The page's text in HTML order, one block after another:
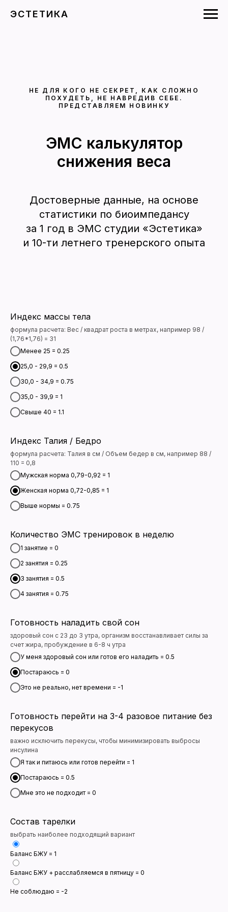
ЭСТЕТИКА
НЕ ДЛЯ КОГО НЕ СЕКРЕТ, КАК СЛОЖНО
ПОХУДЕТЬ, НЕ НАВРЕДИВ СЕБЕ.
ПРЕДСТАВЛЯЕМ НОВИНКУ
ЭМС калькулятор
снижения веса
Достоверные данные, на основе
статистики по биоимпедансу
за 1 год в ЭМС студии «Эстетика»
и 10-ти летнего тренерского опыта
Индекс массы тела
формула расчета: Вес / квадрат роста в метрах, например 98 /
(1,76*1,76) = 31
Менее 25 = 0.25
25,0 - 29,9 = 0.5
30,0 - 34,9 = 0.75
35,0 - 39,9 = 1
Свыше 40 = 1.1
Индекс Талия / Бедро
формула расчета: Талия в см / Объем бедер в см, например 88 /
110 = 0,8
Мужская норма 0,79-0,92 = 1
Женская норма 0,72-0,85 = 1
Выше нормы = 0.75
Количество ЭМС тренировок в неделю
1 занятие = 0
2 занятия = 0.25
3 занятия = 0.5
4 занятия = 0.75
Готовность наладить свой сон
здоровый сон с 23 до 3 утра, организм восстанавливает силы за
счет жира, пробуждение в 6-8 ч утра
У меня здоровый сон или готов его наладить = 0.5
Постараюсь = 0
Это не реально, нет времени = -1
Готовность перейти на 3-4 разовое питание без
перекусов
важно исключить перекусы, чтобы минимизировать выбросы
инсулина
Я так и питаюсь или готов перейти = 1
Постараюсь = 0.5
Мне это не подходит = 0
Состав тарелки
выбрать наиболее подходящий вариант
Баланс БЖУ = 1
Баланс БЖУ + расслабляемся в пятницу = 0
Не соблюдаю = -2